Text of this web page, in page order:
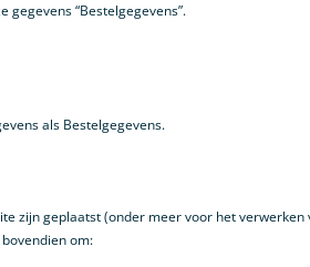
gegevens “Bestelgegevens”.
als Bestelgegevens.
zijn geplaatst (onder meer voor het
om: